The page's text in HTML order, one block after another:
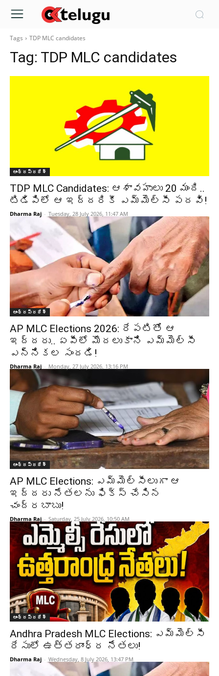
Tags TDP MLC candidates
Tag: TDP MLC candidates
ఆంధ్రప్రదేశ్‌
TDP MLC Candidates: ఆశావహులు 20 మంది..
టిడిపిలో ఆ ఇద్దరికీ ఎమ్మెల్సీ పదవి!
Dharma Raj - Tuesday, 28 July 2026, 11:47 AM
ఆంధ్రప్రదేశ్‌
AP MLC Elections 2026: రేపటితో ఆ
ఇద్దరు.. ఏపీలో మొదలుకాని ఎమ్మెల్సీ
ఎన్నికల సందడి!
Dharma Raj - Monday, 27 July 2026, 13:16 PM
ఆంధ్రప్రదేశ్‌
AP MLC Elections: ఎమ్మెల్సీలుగా ఆ
ఇద్దరు నేతలను ఫిక్స్ చేసిన
చంద్రబాబు!
Dharma Raj - Saturday, 25 July 2026, 10:50 AM
ఆంధ్రప్రదేశ్‌
Andhra Pradesh MLC Elections: ఎమ్మెల్సీ
రేసులో ఉత్తరాంధ్ర నేతలు!
Dharma Raj - Wednesday, 8 July 2026, 13:47 PM